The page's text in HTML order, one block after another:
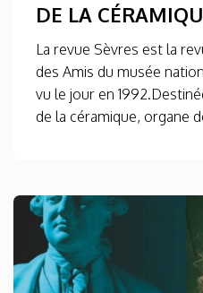
DE LA
La revue Sèvres est la
des Amis du musée
vu le jour en
de la céramique, organe